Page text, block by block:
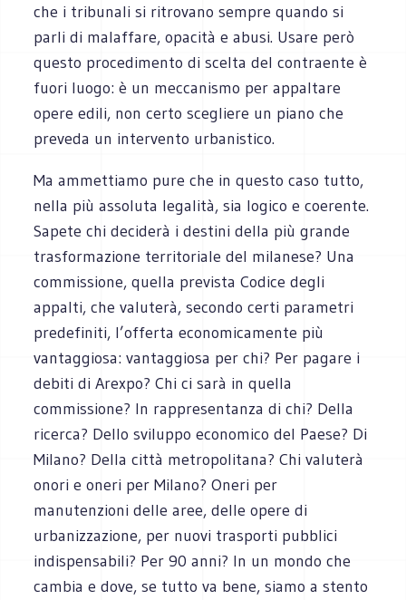
che i tribunali si ritrovano sempre quando si
parli di malaffare, opacità e abusi. Usare però
questo procedimento di scelta del contraente è
fuori luogo: è un meccanismo per appaltare
opere edili, non certo scegliere un piano che
preveda un intervento urbanistico.
Ma ammettiamo pure che in questo caso tutto,
nella più assoluta legalità, sia logico e coerente.
Sapete chi deciderà i destini della più grande
trasformazione territoriale del milanese? Una
commissione, quella prevista Codice degli
appalti, che valuterà, secondo certi parametri
predefiniti, l’offerta economicamente più
vantaggiosa: vantaggiosa per chi? Per pagare i
debiti di Arexpo? Chi ci sarà in quella
commissione? In rappresentanza di chi? Della
ricerca? Dello sviluppo economico del Paese? Di
Milano? Della città metropolitana? Chi valuterà
onori e oneri per Milano? Oneri per
manutenzioni delle aree, delle opere di
urbanizzazione, per nuovi trasporti pubblici
indispensabili? Per 90 anni? In un mondo che
cambia e dove, se tutto va bene, siamo a stento